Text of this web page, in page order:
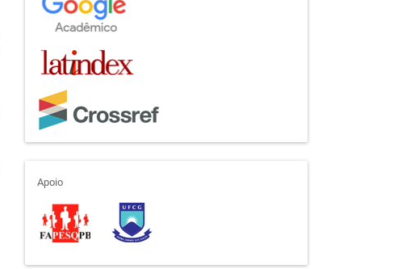
apoio
Apoio